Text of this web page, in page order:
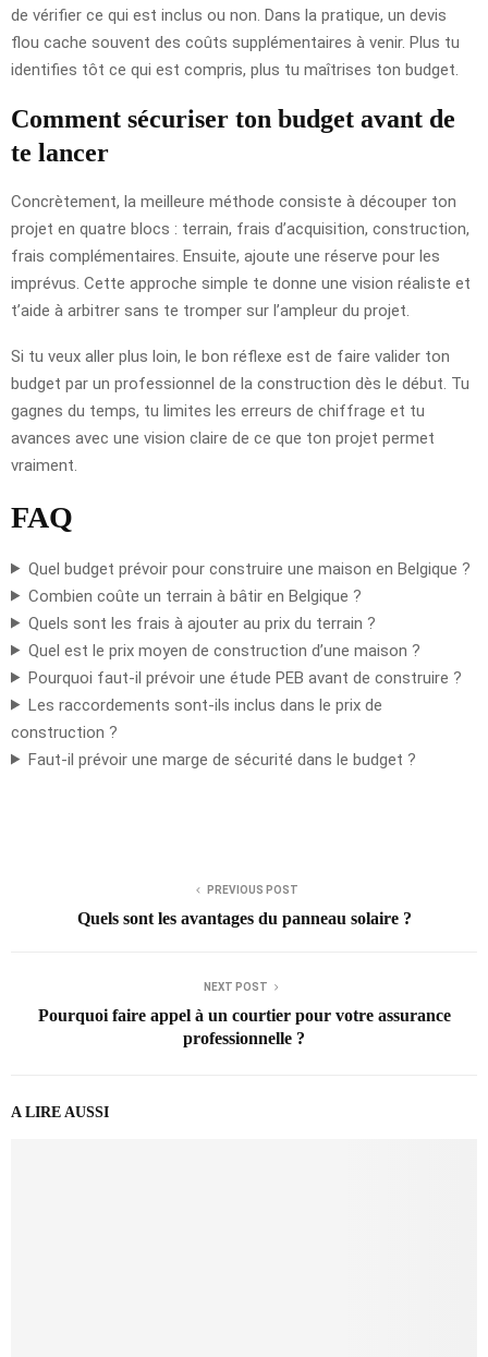
de vérifier ce qui est inclus ou non. Dans la pratique, un devis
flou cache souvent des coûts supplémentaires à venir. Plus tu
identifies tôt ce qui est compris, plus tu maîtrises ton budget.
Comment sécuriser ton budget avant de
te lancer
Concrètement, la meilleure méthode consiste à découper ton
projet en quatre blocs : terrain, frais d’acquisition, construction,
frais complémentaires. Ensuite, ajoute une réserve pour les
imprévus. Cette approche simple te donne une vision réaliste et
t’aide à arbitrer sans te tromper sur l’ampleur du projet.
Si tu veux aller plus loin, le bon réflexe est de faire valider ton
budget par un professionnel de la construction dès le début. Tu
gagnes du temps, tu limites les erreurs de chiffrage et tu
avances avec une vision claire de ce que ton projet permet
vraiment.
FAQ
Quel budget prévoir pour construire une maison en Belgique ?
Combien coûte un terrain à bâtir en Belgique ?
Quels sont les frais à ajouter au prix du terrain ?
Quel est le prix moyen de construction d’une maison ?
Pourquoi faut-il prévoir une étude PEB avant de construire ?
Les raccordements sont-ils inclus dans le prix de
construction ?
Faut-il prévoir une marge de sécurité dans le budget ?
PREVIOUS POST
Quels sont les avantages du panneau solaire ?
NEXT POST
Pourquoi faire appel à un courtier pour votre assurance
professionnelle ?
A LIRE AUSSI